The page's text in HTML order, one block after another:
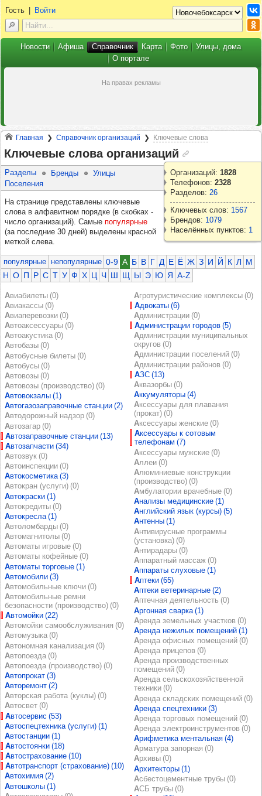
Главная Справочник организаций Ключевые слова
Ключевые слова организаций
Организаций: 1828
Телефонов: 2328
Разделов: 26
Ключевых слов: 1567
Брендов: 1079
Населённых пунктов: 1
Разделы Бренды
Улицы
Поселения
На странице представлены ключевые
слова в алфавитном порядке (в скобках -
число организаций). Самые популярные
(за последние 30 дней) выделены красной
меткой слева.
популярные непопулярные 0-9 А Б В Г Д Е Ё Ж З И Й К Л М
Н О П Р С Т У Ф Х Ц Ч Ш Щ Ы Э Ю Я A-Z
Авиабилеты (0)
Авиакассы (0)
Авиаперевозки (0)
Автоаксессуары (0)
Автоакустика (0)
Автобазы (0)
Автобусные билеты (0)
Автобусы (0)
Автовозы (0)
Автовозы (производство) (0)
Автовокзалы (1)
Автогазозаправочные станции (2)
Автодорожный надзор (0)
Автозагар (0)
Автозаправочные станции (13)
Автозапчасти (34)
Автозвук (0)
Автоинспекции (0)
Автокосметика (3)
Автокран (услуги) (0)
Автокраски (1)
Автокредиты (0)
Автокресла (1)
Автоломбарды (0)
Автомагнитолы (0)
Автоматы игровые (0)
Автоматы кофейные (0)
Автоматы торговые (1)
Автомобили (3)
Автомобильные ключи (0)
Автомобильные ремни
безопасности (производство) (0)
Автомойки (22)
Автомойки самообслуживания (0)
Автомузыка (0)
Автономная канализация (0)
Автопоезда (0)
Автопоезда (производство) (0)
Автопрокат (3)
Авторемонт (2)
Авторская работа (куклы) (0)
Автосвет (0)
Автосервис (53)
Автоспецтехника (услуги) (1)
Автостанции (1)
Автостоянки (18)
Автострахование (10)
Автотранспорт (страхование) (10)
Автохимия (2)
Автошколы (1)
Агротуристические комплексы (0)
Адвокаты (6)
Администрации (0)
Администрации городов (5)
Администрации муниципальных
округов (0)
Администрации поселений (0)
Администрации районов (0)
АЗС (13)
Аквазорбы (0)
Аккумуляторы (4)
Аксессуары для плавания
(прокат) (0)
Аксессуары женские (0)
Аксессуары к сотовым
телефонам (7)
Аксессуары мужские (0)
Аллеи (0)
Алюминиевые конструкции
(производство) (0)
Амбулатории врачебные (0)
Анализы медицинские (1)
Английский язык (курсы) (5)
Антенны (1)
Антивирусные программы
(установка) (0)
Антирадары (0)
Аппаратный массаж (0)
Аппараты слуховые (1)
Аптеки (65)
Аптеки ветеринарные (2)
Аптечная деятельность (0)
Аргонная сварка (1)
Аренда земельных участков (0)
Аренда нежилых помещений (1)
Аренда офисных помещений (0)
Аренда прицепов (0)
Аренда производственных
помещений (0)
Аренда сельскохозяйственной
техники (0)
Аренда складских помещений (0)
Аренда спецтехники (3)
Аренда торговых помещений (0)
Аренда электроинструментов (0)
Арифметика ментальная (4)
Арматура запорная (0)
Архивы (0)
Архитекторы (1)
Асбестоцементные трубы (0)
АСБ трубы (0)
Гость| Войти
Новости Афиша Справочник Карта Фото
Улицы, дома
О портале